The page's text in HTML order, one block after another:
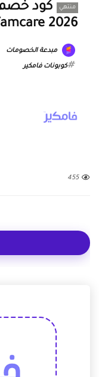
منتهي
كود خصم
2026
مبدعة الخصومات
كوبونات فامكير
455